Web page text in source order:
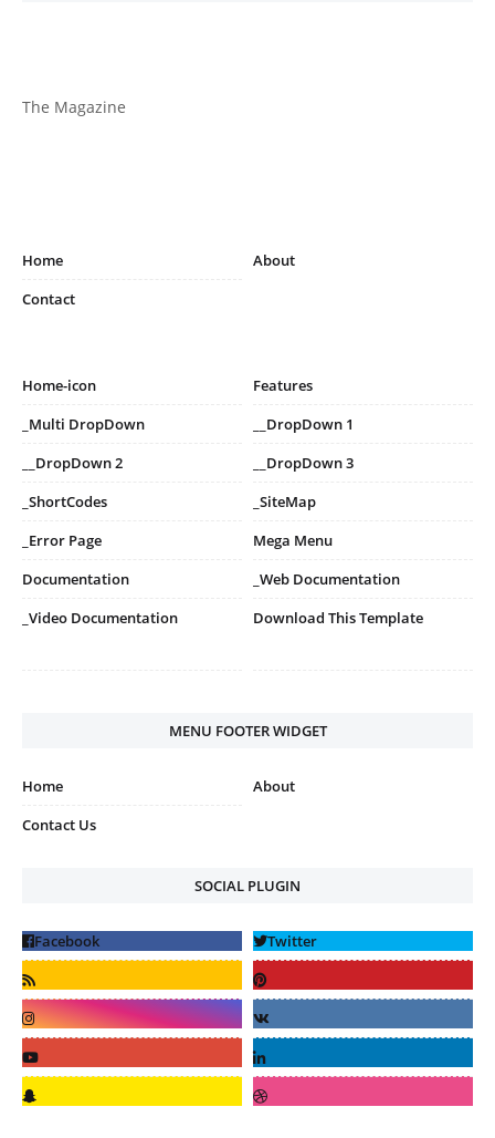
The Magazine
Home
About
Contact
Home-icon
Features
_Multi DropDown
__DropDown 1
__DropDown 2
__DropDown 3
_ShortCodes
_SiteMap
_Error Page
Mega Menu
Documentation
_Web Documentation
_Video Documentation
Download This Template
MENU FOOTER WIDGET
Home
About
Contact Us
SOCIAL PLUGIN